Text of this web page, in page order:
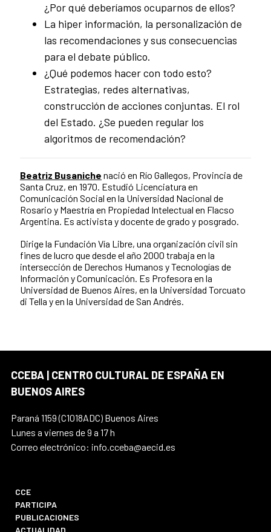
¿Por qué deberíamos ocuparnos de ellos?
La hiper información, la personalización de
las recomendaciones y sus consecuencias
para el debate público.
¿Qué podemos hacer con todo esto?
Estrategias, redes alternativas,
construcción de acciones conjuntas. El rol
del Estado. ¿Se pueden regular los
algoritmos de recomendación?
Beatriz Busaniche nació en Río Gallegos, Provincia de
Santa Cruz, en 1970. Estudió Licenciatura en
Comunicación Social en la Universidad Nacional de
Rosario y Maestría en Propiedad Intelectual en Flacso
Argentina. Es activista y docente de grado y posgrado.
Dirige la Fundación Vía Libre, una organización civil sin
fines de lucro que desde el año 2000 trabaja en la
intersección de Derechos Humanos y Tecnologías de
Información y Comunicación. Es Profesora en la
Universidad de Buenos Aires, en la Universidad Torcuato
di Tella y en la Universidad de San Andrés.
CCEBA | CENTRO CULTURAL DE ESPAÑA EN
BUENOS AIRES
Paraná 1159 (C1018ADC) Buenos Aires
Lunes a viernes de 9 a 17 h
Correo electrónico: info.cceba@aecid.es
CCE
PARTICIPA
PUBLICACIONES